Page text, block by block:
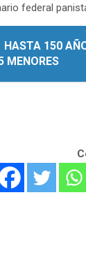
federal
HASTA 150
MENORES